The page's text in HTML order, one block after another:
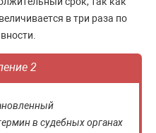
в три раза по
2
в судебных органах